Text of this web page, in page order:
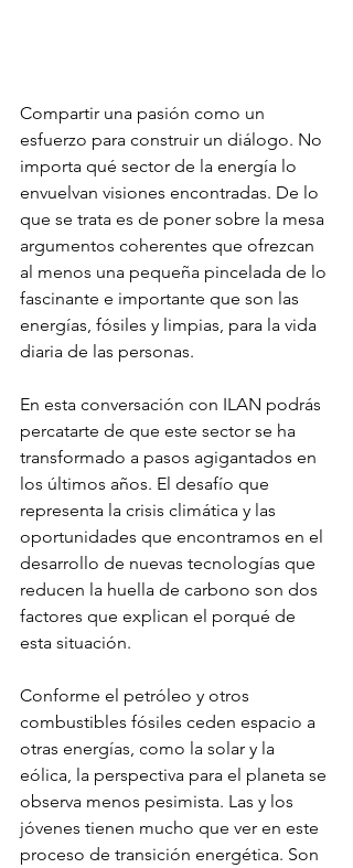
Compartir una pasión como un
esfuerzo para construir un diálogo. No
importa qué sector de la energía lo
envuelvan visiones encontradas. De lo
que se trata es de poner sobre la mesa
argumentos coherentes que ofrezcan
al menos una pequeña pincelada de lo
fascinante e importante que son las
energías, fósiles y limpias, para la vida
diaria de las personas.
En esta conversación con ILAN podrás
percatarte de que este sector se ha
transformado a pasos agigantados en
los últimos años. El desafío que
representa la crisis climática y las
oportunidades que encontramos en el
desarrollo de nuevas tecnologías que
reducen la huella de carbono son dos
factores que explican el porqué de
esta situación.
Conforme el petróleo y otros
combustibles fósiles ceden espacio a
otras energías, como la solar y la
eólica, la perspectiva para el planeta se
observa menos pesimista. Las y los
jóvenes tienen mucho que ver en este
proceso de transición energética. Son